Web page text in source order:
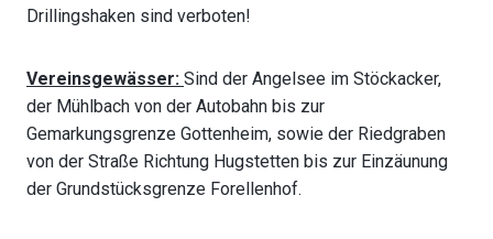
Drillingshaken sind verboten!
Vereinsgewässer: Sind der Angelsee im Stöckacker,
der Mühlbach von der Autobahn bis zur
Gemarkungsgrenze Gottenheim, sowie der Riedgraben
von der Straße Richtung Hugstetten bis zur Einzäunung
der Grundstücksgrenze Forellenhof.